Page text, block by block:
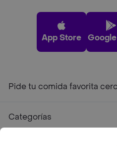
App Store
Pide tu comida favorita
Categorías